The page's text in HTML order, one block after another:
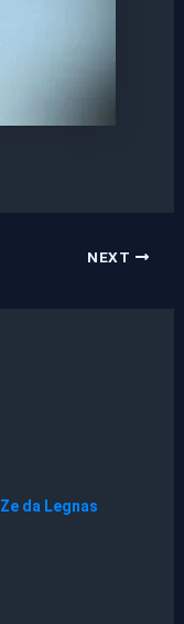
NEXT
Ze da Legnas